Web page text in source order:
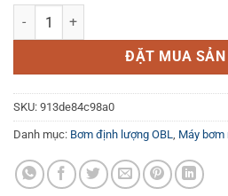
OBL – ITALY SERIES: RBA số lượng
ĐẶT MUA SẢN
SKU: 913de84c98a0
Danh mục: Bơm định lượng OBL, Máy